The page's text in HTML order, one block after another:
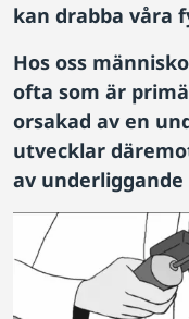
kan drabba våra
Hos oss
ofta som är
orsakad av en
utvecklar
av underliggande